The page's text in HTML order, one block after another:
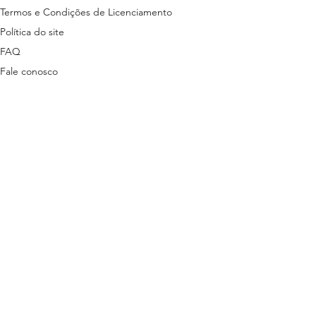
Termos e Condições de Licenciamento
Política do site
FAQ
Fale conosco